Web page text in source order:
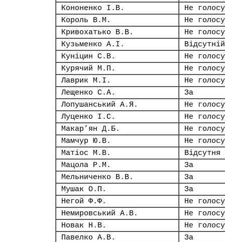
Кононенко І.В.
Не
Король В.М.
Не
Кривохатько В.В.
Не
Кузьменко А.І.
Відсутній
Куніцин С.В.
Не
Курячий М.П.
Не
Лаврик М.І.
Не
Лещенко С.А.
За
Лопушанський А.Я.
Не
Луценко І.С.
Не
Макар’ян Д.Б.
Не
Мамчур Ю.В.
Не
Матіос М.В.
Відсутня
Мацола Р.М.
За
Мельниченко В.В.
За
Мушак О.П.
За
Негой Ф.Ф.
Не
Немировський А.В.
Не
Новак Н.В.
Не
Павелко А.В.
За